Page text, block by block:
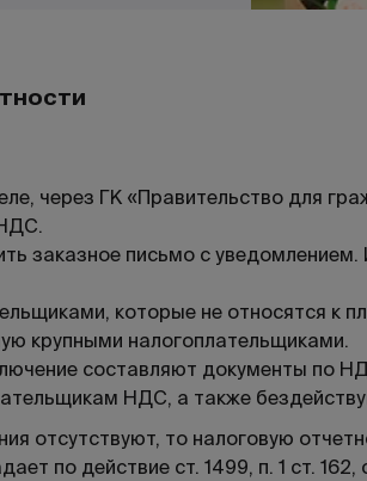
через ГК «Правительство для
заказное письмо с
которые не относятся к
крупными налогоплательщиками.
составляют документы по
НДС, а также
отсутствуют, то налоговую
по действие ст. 1499, п. 1 ст.